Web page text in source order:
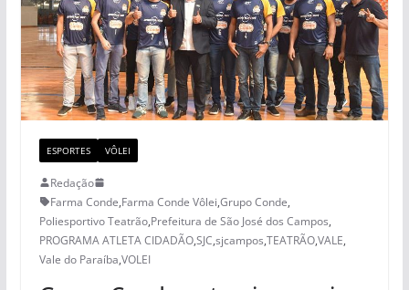
ESPORTES VÔLEI
Redação
Farma Conde,Farma Conde Vôlei,Grupo Conde,
Poliesportivo Teatrão,Prefeitura de São José dos Campos,
PROGRAMA ATLETA CIDADÃO,SJC,sjcampos,TEATRÃO,VALE,
Vale do Paraíba,VOLEI